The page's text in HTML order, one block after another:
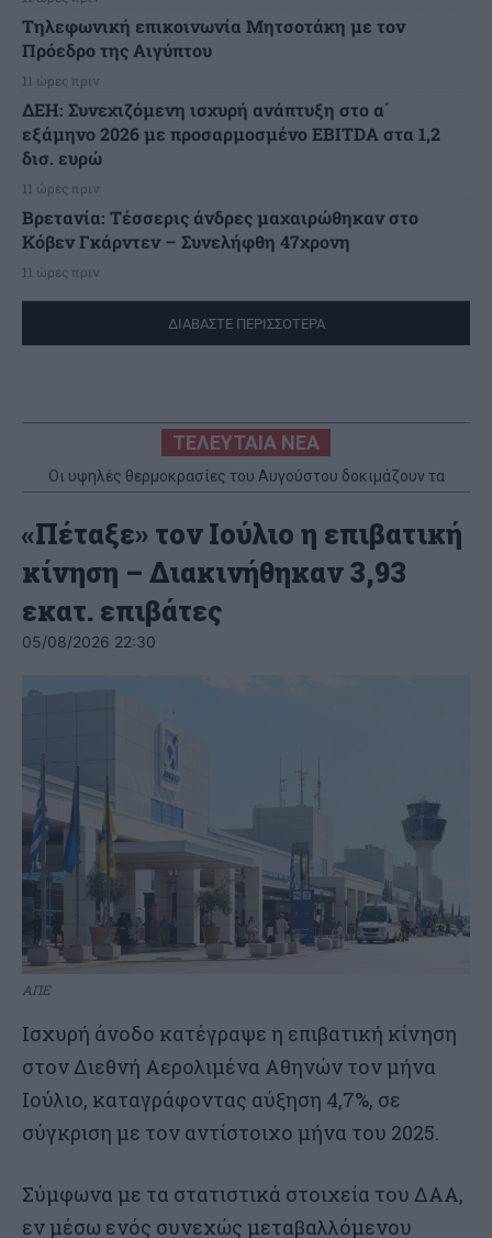
Τηλεφωνική επικοινωνία Μητσοτάκη με τον
Πρόεδρο της Αιγύπτου
11 ώρες πριν
ΔΕΗ: Συνεχιζόμενη ισχυρή ανάπτυξη στο α΄
εξάμηνο 2026 με προσαρμοσμένο EBITDA στα 1,2
δισ. ευρώ
11 ώρες πριν
Βρετανία: Τέσσερις άνδρες μαχαιρώθηκαν στο
Κόβεν Γκάρντεν – Συνελήφθη 47χρονη
11 ώρες πριν
ΔΙΑΒΑΣΤΕ ΠΕΡΙΣΣΟΤΕΡΑ